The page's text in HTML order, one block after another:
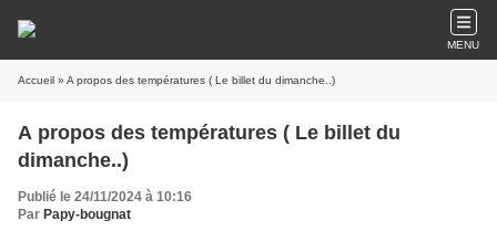
MENU
Accueil » A propos des températures ( Le billet du dimanche..)
A propos des températures ( Le billet du
dimanche..)
Publié le 24/11/2024 à 10:16
Par Papy-bougnat